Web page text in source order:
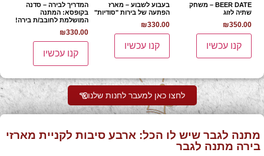
BEER DATE – משחק
שתיה לזוג
₪350.00
קנו עכשיו
בעבוע לשבוע – מארז
הפתעה של בירות "סודיות"
₪330.00
קנו עכשיו
המדריך לבירה – סדנה
בקופסא: המתנה
המושלמת לחובב/ת בירה!
₪330.00
קנו עכשיו
לחצו כאן למעבר לחנות שלנו
מתנה לגבר שיש לו הכל: ארבע סיבות לקניית מארזי
בירה מתנה לגבר